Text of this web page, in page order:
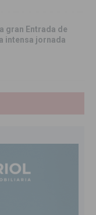
gran Entrada de
intensa jornada